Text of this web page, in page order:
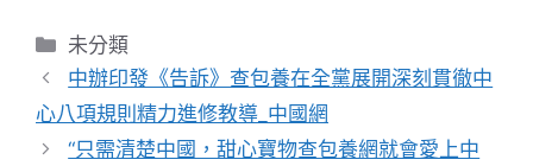
分
類
未分類
中辦印發《告訴》查包養在全黨展開深刻貫徹中
心八項規則精力進修教導_中國網
“只需清楚中國，甜心寶物查包養網就會愛上中